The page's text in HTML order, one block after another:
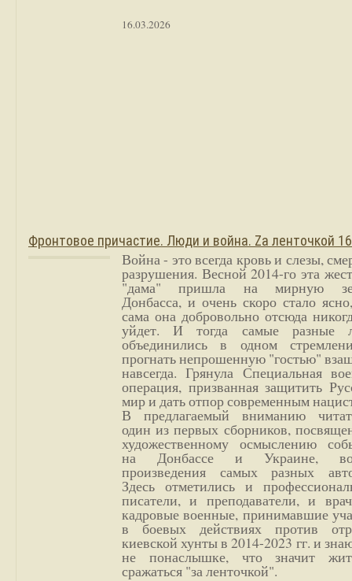
16.03.2026
Фронтовое причастие. Люди и война. Zа ленточкой
Война - это всегда кровь и слезы,
разрушения. Весной 2014-го эта
"дама" пришла на мирную
Донбасса, и очень скоро стало
сама она добровольно отсюда
уйдет. И тогда самые разные
объединились в одном
прогнать непрошенную "гостью"
навсегда. Грянула Специальная
операция, призванная защитить
мир и дать отпор современным
В предлагаемый вниманию
один из первых сборников,
художественному осмыслению
на Донбассе и Украине,
произведения самых разных
Здесь отметились и
писатели, и преподаватели, и
кадровые военные, принимавшие
в боевых действиях против
киевской хунты в 2014-2023 гг. и
не понаслышке, что значит
сражаться "за ленточкой".